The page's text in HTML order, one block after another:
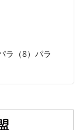
ラ（8）パラ